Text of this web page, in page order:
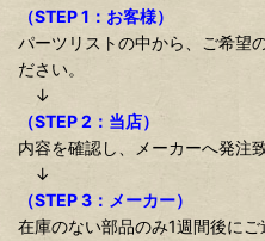
（STEP 1：お客様）
パーツリストの中から、ご希望
ださい。
↓
（STEP 2：当店）
内容を確認し、メーカーへ発注
↓
（STEP 3：メーカー）
在庫のない部品のみ1週間後に